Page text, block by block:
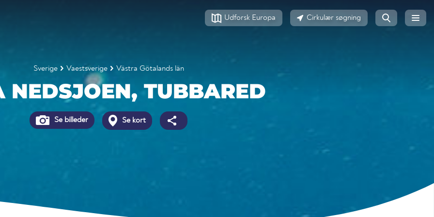
Udforsk Europa Cirkulær søgning
Sverige Vaestsverige Västra Götalands län
NEDSJOEN, TUBBARED
Se billeder Se kort